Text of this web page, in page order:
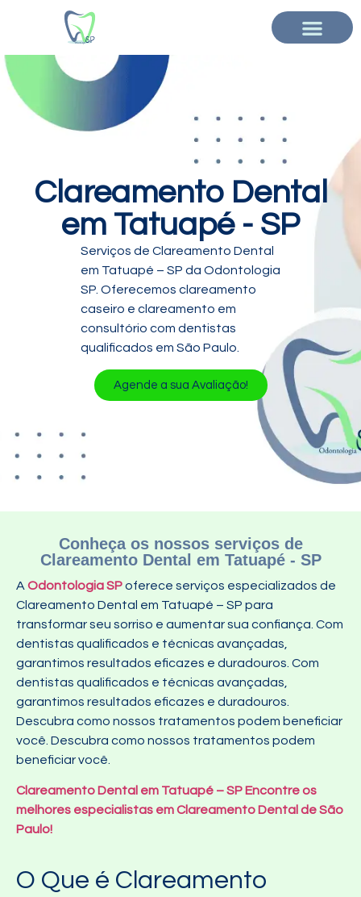
Clareamento Dental
em Tatuapé - SP
Serviços de Clareamento Dental
em Tatuapé – SP da Odontologia
SP. Oferecemos clareamento
caseiro e clareamento em
consultório com dentistas
qualificados em São Paulo.
Agende a sua Avaliação!
Conheça os nossos serviços de
Clareamento Dental em Tatuapé - SP
A Odontologia SPoferece serviços especializados de
Clareamento Dental em Tatuapé – SP para
transformar seu sorriso e aumentar sua confiança. Com
dentistas qualificados e técnicas avançadas,
garantimos resultados eficazes e duradouros. Com
dentistas qualificados e técnicas avançadas,
garantimos resultados eficazes e duradouros.
Descubra como nossos tratamentos podem beneficiar
você. Descubra como nossos tratamentos podem
beneficiar você.
Clareamento Dental em Tatuapé – SP Encontre os
melhores especialistas em Clareamento Dental de São
Paulo!
O Que é Clareamento